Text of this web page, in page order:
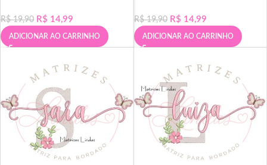
R$19,90 R$ 14,99
ADICIONAR AO CARRINHO
R$19,90 R$ 14,99
ADICIONAR AO CARRINHO